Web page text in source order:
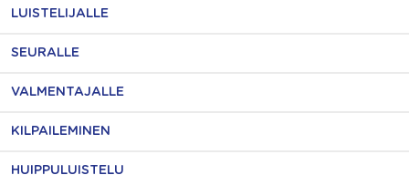
LUISTELIJALLE
SEURALLE
VALMENTAJALLE
KILPAILEMINEN
HUIPPULUISTELU